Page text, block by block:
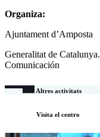
Organiza:
Ajuntament d’Amposta
Generalitat de
Comunicación
Altres activitats
Visita el centro